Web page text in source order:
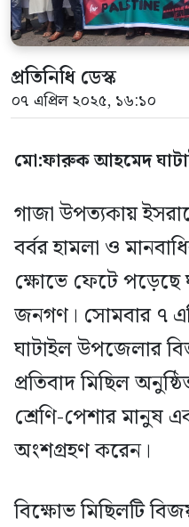
প্রতিনিধি ডেস্ক
০৭ এপ্রিল ২০২৫, ১৬:১০
মো:ফারুক আহমেদ
গাজা উপত্যকায়
বর্বর হামলা ও
ক্ষোভে ফেটে পড়েছে
জনগণ। সোমবার ৭
ঘাটাইল উপজেলার
প্রতিবাদ মিছিল
শ্রেণি-পেশার মানুষ
অংশগ্রহণ করেন।
বিক্ষোভ মিছিলটি